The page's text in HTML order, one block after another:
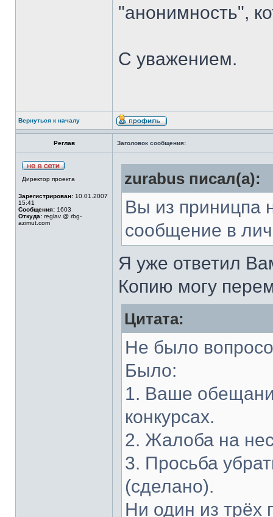
"анонимность",
С уважением.
Вернуться к началу
Реглав Заголовок сообщения:
Директор проекта
Зарегистрирован: 10.01.2007
15:41
Сообщения: 1603
Откуда: reglav @ rbg-
azimut.com
zurabus писал(а):
Вы из приницпа
сообщение в
Я уже ответил
Копию могу
Цитата:
Не было
Было:
1. Ваше
конкурсах.
2. Жалоба на
3. Просьба
(сделано).
Ни один из трёх